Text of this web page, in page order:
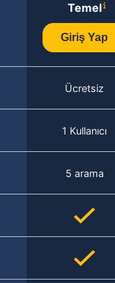
Temel
Giriş Yap
Ücretsiz
1 Kullanıcı
5 arama